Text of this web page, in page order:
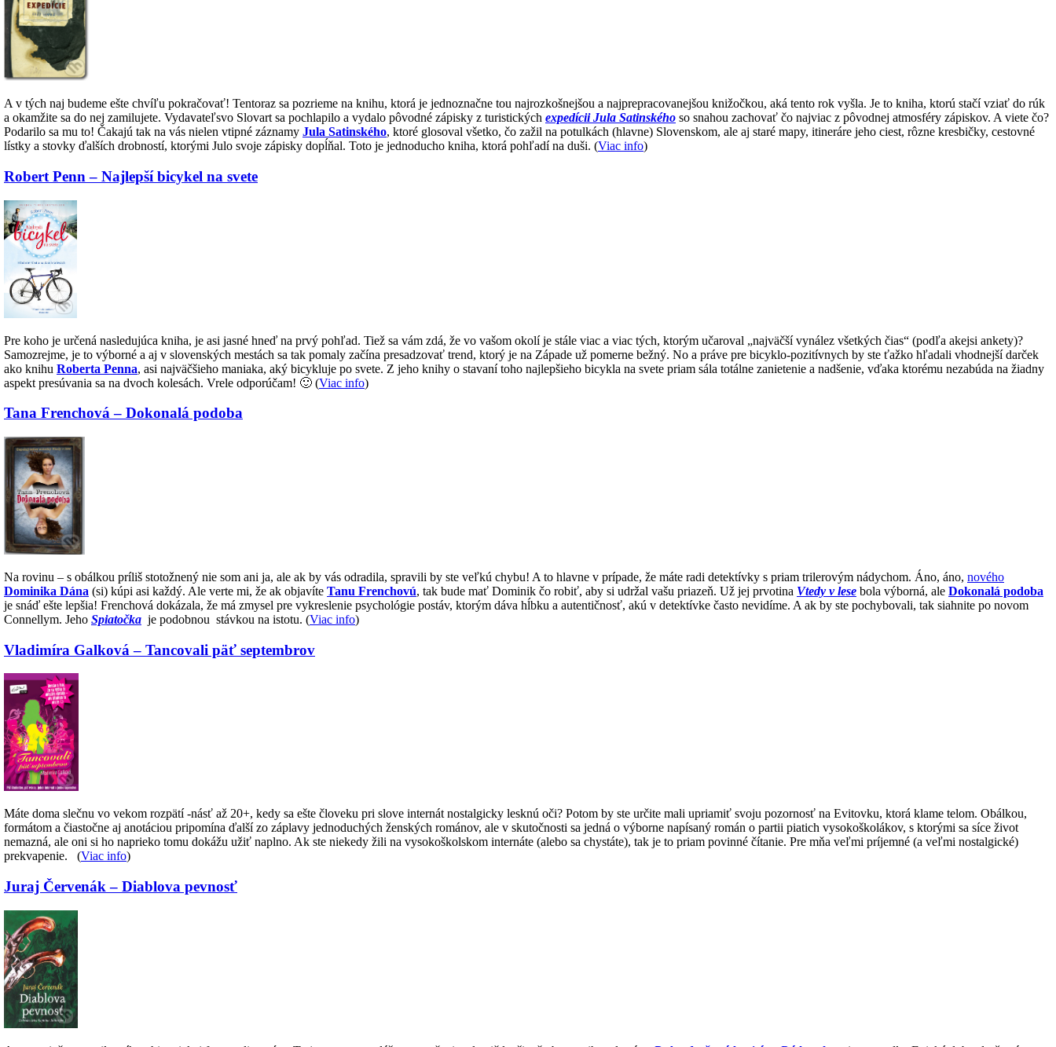
A v tých naj budeme ešte chvíľu pokračovať! Tentoraz sa pozrieme na knihu, ktorá je jednoznačne tou najrozkošnejšou a najprepracovanejšou knižočkou, aká tento rok vyšla. Je to kniha, ktorú stačí vziať do rúk
a okamžite sa do nej zamilujete. Vydavateľsvo Slovart sa pochlapilo a vydalo pôvodné zápisky z turistických expedícii Jula Satinského so snahou zachovať čo najviac z pôvodnej atmosféry zápiskov. A viete čo?
Podarilo sa mu to! Čakajú tak na vás nielen vtipné záznamy Jula Satinského, ktoré glosoval všetko, čo zažil na potulkách (hlavne) Slovenskom, ale aj staré mapy, itineráre jeho ciest, rôzne kresbičky, cestovné
lístky a stovky ďalších drobností, ktorými Julo svoje zápisky dopĺňal. Toto je jednoducho kniha, ktorá pohľadí na duši. (Viac info)
Robert Penn – Najlepší bicykel na svete
Pre koho je určená nasledujúca kniha, je asi jasné hneď na prvý pohľad. Tiež sa vám zdá, že vo vašom okolí je stále viac a viac tých, ktorým učaroval „najväčší vynález všetkých čias“ (podľa akejsi ankety)?
Samozrejme, je to výborné a aj v slovenských mestách sa tak pomaly začína presadzovať trend, ktorý je na Západe už pomerne bežný. No a práve pre bicyklo-pozitívnych by ste ťažko hľadali vhodnejší darček
ako knihu Roberta Penna, asi najväčšieho maniaka, aký bicykluje po svete. Z jeho knihy o stavaní toho najlepšieho bicykla na svete priam sála totálne zanietenie a nadšenie, vďaka ktorému nezabúda na žiadny
aspekt presúvania sa na dvoch kolesách. Vrele odporúčam! 🙂 (Viac info)
Tana Frenchová – Dokonalá podoba
Na rovinu – s obálkou príliš stotožnený nie som ani ja, ale ak by vás odradila, spravili by ste veľkú chybu! A to hlavne v prípade, že máte radi detektívky s priam trilerovým nádychom. Áno, áno, nového
Dominika Dána (si) kúpi asi každý. Ale verte mi, že ak objavíte Tanu Frenchovú, tak bude mať Dominik čo robiť, aby si udržal vašu priazeň. Už jej prvotina Vtedy v lese bola výborná, ale Dokonalá podoba
je snáď ešte lepšia! Frenchová dokázala, že má zmysel pre vykreslenie psychológie postáv, ktorým dáva hĺbku a autentičnosť, akú v detektívke často nevidíme. A ak by ste pochybovali, tak siahnite po novom
Connellym. Jeho Spiatočka je podobnou stávkou na istotu. (Viac info)
Vladimíra Galková – Tancovali päť septembrov
Máte doma slečnu vo vekom rozpätí -násť až 20+, kedy sa ešte človeku pri slove internát nostalgicky lesknú oči? Potom by ste určite mali upriamiť svoju pozornosť na Evitovku, ktorá klame telom. Obálkou,
formátom a čiastočne aj anotáciou pripomína ďalší zo záplavy jednoduchých ženských románov, ale v skutočnosti sa jedná o výborne napísaný román o partii piatich vysokoškolákov, s ktorými sa síce život
nemazná, ale oni si ho naprieko tomu dokážu užiť naplno. Ak ste niekedy žili na vysokoškolskom internáte (alebo sa chystáte), tak je to priam povinné čítanie. Pre mňa veľmi príjemné (a veľmi nostalgické)
prekvapenie. (Viac info)
Juraj Červenák – Diablova pevnosť